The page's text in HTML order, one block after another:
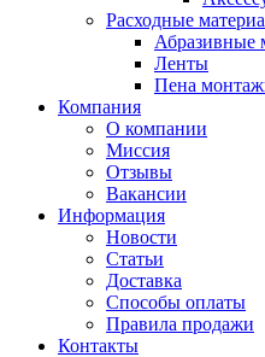
Расходные
Абразивные
Ленты
Пена
Компания
О компании
Миссия
Отзывы
Вакансии
Информация
Новости
Статьи
Доставка
Способы оплаты
Правила продажи
Контакты